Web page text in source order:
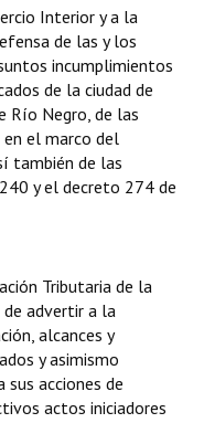
Interior y a la
de las y los
incumplimientos
de la ciudad de
Río Negro, de las
en el marco del
también de las
y el decreto 274 de
Tributaria de la
de advertir a la
alcances y
y asimismo
acciones de
actos iniciadores